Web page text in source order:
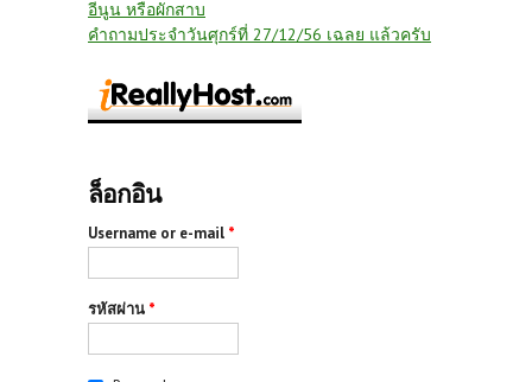
อีนูน หรือผักสาบ
คำถามประจำวันศุกร์ที่ 27/12/56 เฉลย แล้วครับ
ล็อกอิน
Username or e-mail *
รหัสผ่าน *